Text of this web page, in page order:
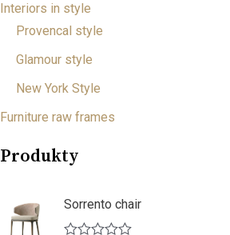
Interiors in style
Provencal style
Glamour style
New York Style
Furniture raw frames
Produkty
Sorrento chair